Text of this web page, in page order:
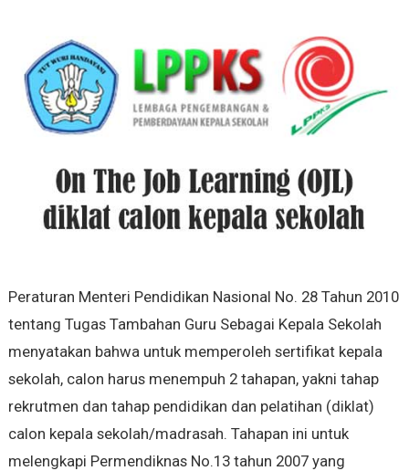
Peraturan Menteri Pendidikan Nasional No. 28 Tahun 2010
tentang Tugas Tambahan Guru Sebagai Kepala Sekolah
menyatakan bahwa untuk memperoleh sertifikat kepala
sekolah, calon harus menempuh 2 tahapan, yakni tahap
rekrutmen dan tahap pendidikan dan pelatihan (diklat)
calon kepala sekolah/madrasah. Tahapan ini untuk
melengkapi Permendiknas No.13 tahun 2007 yang